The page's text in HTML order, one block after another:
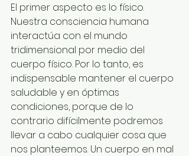
El primer aspecto es lo físico.
Nuestra consciencia humana
interactúa con el mundo
tridimensional por medio del
cuerpo físico. Por lo tanto, es
indispensable mantener el cuerpo
saludable y en óptimas
condiciones, porque de lo
contrario difícilmente podremos
llevar a cabo cualquier cosa que
nos planteemos. Un cuerpo en mal